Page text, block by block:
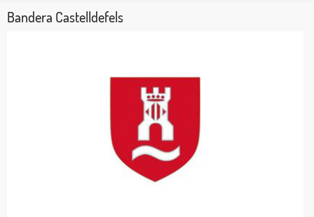
Bandera Castelldefels